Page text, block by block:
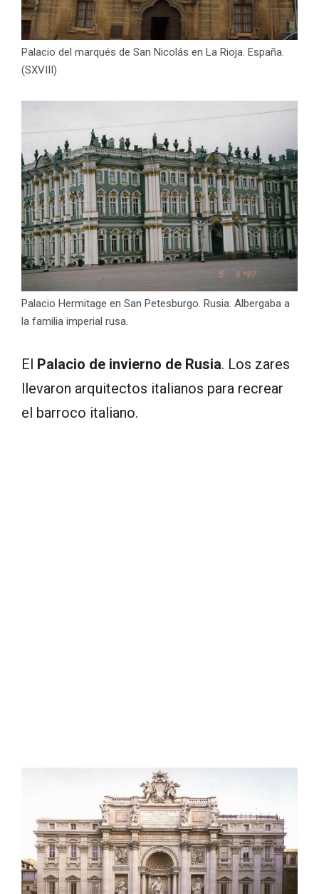
Palacio del marqués de San Nicolás en La Rioja. España.
(SXVIII)
Palacio Hermitage en San Petesburgo. Rusia. Albergaba a
la familia imperial rusa.
El Palacio de invierno de Rusia. Los zares
llevaron arquitectos italianos para recrear
el barroco italiano.